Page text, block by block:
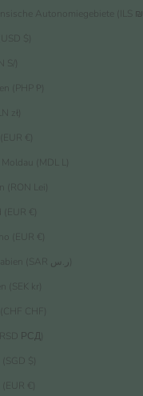
Autonomiegebiete (ILS ₪)
$)
S/)
(PHP ₱)
zł)
€)
(MDL L)
(RON Lei)
€)
(EUR €)
(SEK kr)
CHF)
РСД)
$)
€)